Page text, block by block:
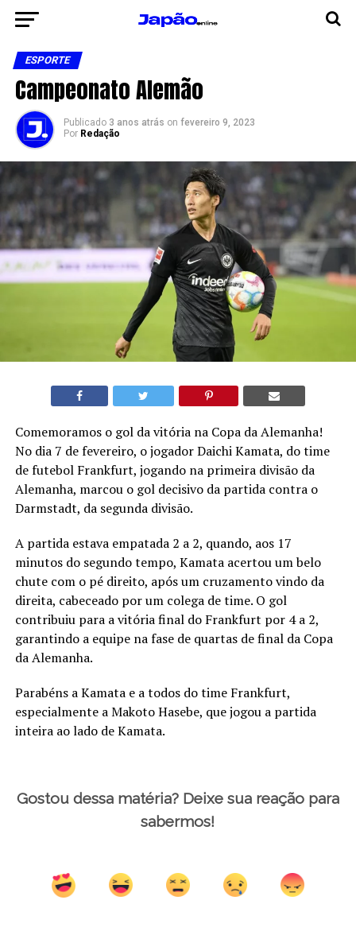
ESPORTE
Campeonato Alemão
Publicado 3 anos atrás on fevereiro 9, 2023
Por Redação
Comemoramos o gol da vitória na Copa da Alemanha!
No dia 7 de fevereiro, o jogador Daichi Kamata, do time
de futebol Frankfurt, jogando na primeira divisão da
Alemanha, marcou o gol decisivo da partida contra o
Darmstadt, da segunda divisão.
A partida estava empatada 2 a 2, quando, aos 17
minutos do segundo tempo, Kamata acertou um belo
chute com o pé direito, após um cruzamento vindo da
direita, cabeceado por um colega de time. O gol
contribuiu para a vitória final do Frankfurt por 4 a 2,
garantindo a equipe na fase de quartas de final da Copa
da Alemanha.
Parabéns a Kamata e a todos do time Frankfurt,
especialmente a Makoto Hasebe, que jogou a partida
inteira ao lado de Kamata.
Gostou dessa matéria? Deixe sua reação para
sabermos!